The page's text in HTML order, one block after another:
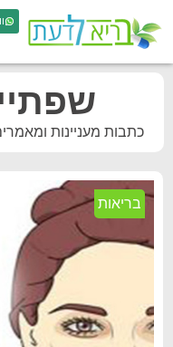
כתבות מעניינות
בריאות